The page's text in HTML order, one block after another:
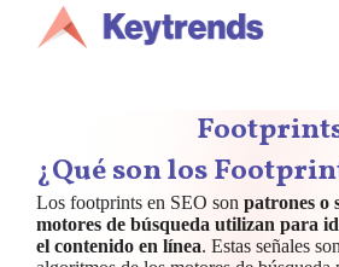
contenido
¿Qué son los
Los footprints en SEO son patrones o
motores de búsqueda utilizan para
el contenido en línea. Estas señales